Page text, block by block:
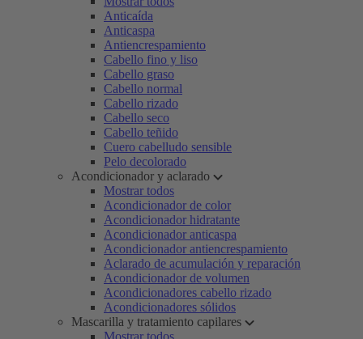
Anticaída
Anticaspa
Antiencrespamiento
Cabello fino y liso
Cabello graso
Cabello normal
Cabello rizado
Cabello seco
Cabello teñido
Cuero cabelludo sensible
Pelo decolorado
Acondicionador y aclarado
Mostrar todos
Acondicionador de color
Acondicionador hidratante
Acondicionador anticaspa
Acondicionador antiencrespamiento
Aclarado de acumulación y reparación
Acondicionador de volumen
Acondicionadores cabello rizado
Acondicionadores sólidos
Mascarilla y tratamiento capilares
Mostrar todos